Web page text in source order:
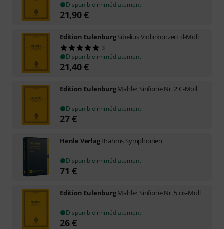
Disponible immédiatement
21,90€
Edition EulenburgSibelius Violinkonzert d-Moll
3
Disponible immédiatement
21,40€
Edition EulenburgMahler Sinfonie Nr. 2 C-Moll
Disponible immédiatement
27€
Henle VerlagBrahms Symphonien
Disponible immédiatement
71 €
Edition EulenburgMahler Sinfonie Nr. 5 cis-Moll
Disponible immédiatement
26€